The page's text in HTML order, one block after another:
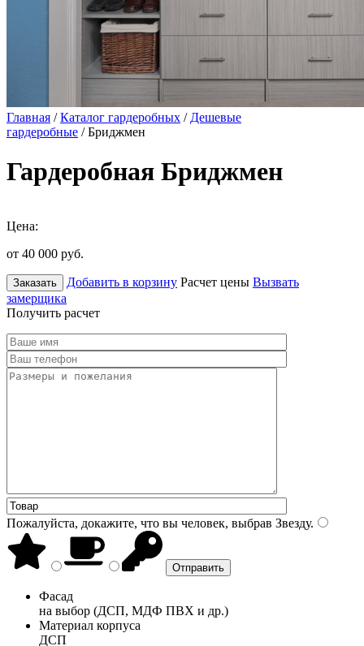
Главная /Каталог гардеробных / Дешевые
гардеробные / Бриджмен
Гардеробная Бриджмен
Цена:
от 40 000 руб.
Заказать Добавить в корзину Расчет цены Вызвать
замерщика
Получить расчет
Пожалуйста, докажите, что вы человек, выбрав Звезду.
Фасад
на выбор (ДСП, МДФ ПВХ и др.)
Материал корпуса
ДСП